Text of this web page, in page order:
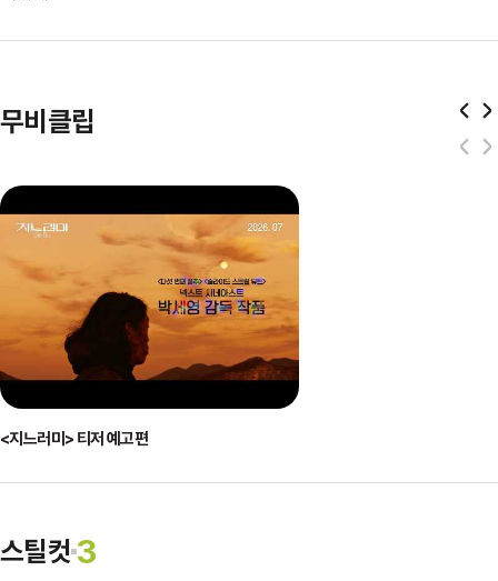
무비클립
<지느러미> 티저 예고편
스틸컷3